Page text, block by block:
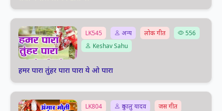
LK545 अन्य लोक गीत
556
Keshav Sahu
हमर पारा तुंहर पारा पारा ये ओ पारा
LK804 दुकालु यादव
जस गीत